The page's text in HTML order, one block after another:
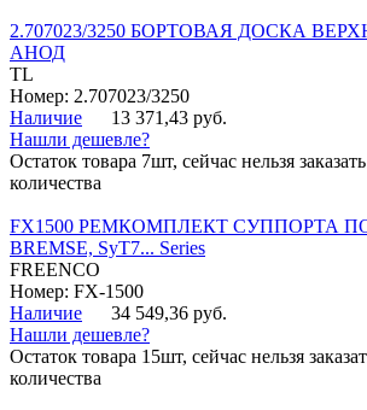
2.707023/3250 БОРТОВАЯ ДОСКА
АНОД
TL
Номер: 2.707023/3250
Наличие
13 371,43 руб.
Нашли дешевле?
Остаток товара 7шт, сейчас нельзя
количества
FX1500 РЕМКОМПЛЕКТ СУППОРТА
BREMSE, SyT7... Series
FREENCO
Номер: FX-1500
Наличие
34 549,36 руб.
Нашли дешевле?
Остаток товара 15шт, сейчас нельзя
количества